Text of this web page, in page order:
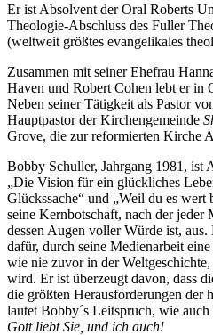
Er ist Absolvent der Oral Roberts
Theologie-Abschluss des Fuller
(weltweit größtes evangelikales
Zusammen mit seiner Ehefrau
Haven und Robert Cohen lebt er in
Neben seiner Tätigkeit als Pastor
Hauptpastor der Kirchengemeinde
Grove, die zur reformierten Kirche
Bobby Schuller, Jahrgang 1981, ist
„Die Vision für ein glückliches
Glückssache“ und „Weil du es wert
seine Kernbotschaft, nach der
dessen Augen voller Würde ist,
dafür, durch seine Medienarbeit
wie nie zuvor in der
wird. Er ist überzeugt davon, dass
die größten Herausforderungen der
lautet Bobby´s Leitspruch, wie auch
Gott liebt Sie, und ich auch!